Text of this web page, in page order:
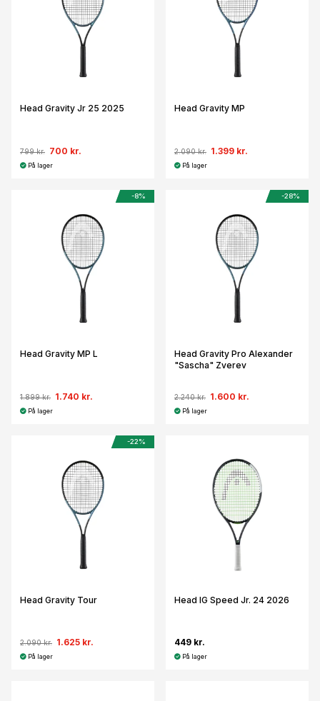
Head Gravity Jr 25 2025
799 kr. 700 kr.
På lager
Head Gravity MP
2.090 kr. 1.399 kr.
På lager
-8%
Head Gravity MP L
1.899 kr. 1.740 kr.
På lager
-28%
Head Gravity Pro Alexander
"Sascha" Zverev
2.240 kr. 1.600 kr.
På lager
-22%
Head Gravity Tour
2.090 kr. 1.625 kr.
På lager
Head IG Speed Jr. 24 2026
449 kr.
På lager